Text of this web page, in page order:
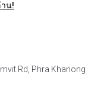
น!
Rd, Phra Khanong